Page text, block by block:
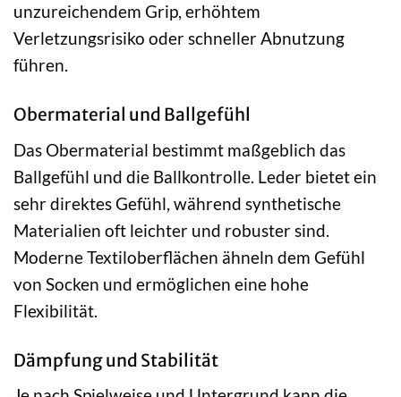
unzureichendem Grip, erhöhtem
Verletzungsrisiko oder schneller Abnutzung
führen.
Obermaterial und Ballgefühl
Das Obermaterial bestimmt maßgeblich das
Ballgefühl und die Ballkontrolle. Leder bietet ein
sehr direktes Gefühl, während synthetische
Materialien oft leichter und robuster sind.
Moderne Textiloberflächen ähneln dem Gefühl
von Socken und ermöglichen eine hohe
Flexibilität.
Dämpfung und Stabilität